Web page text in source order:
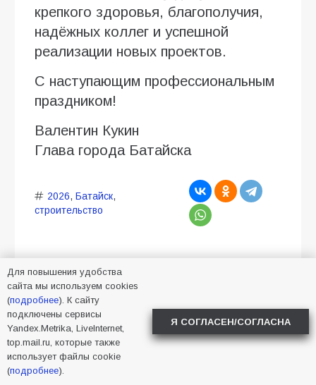
крепкого здоровья, благополучия,
надёжных коллег и успешной
реализации новых проектов.
С наступающим профессиональным
праздником!
Валентин Кукин
Глава города Батайска
2026, Батайск,
строительство
Батайские малыши
приняли участие в акции
«Физкульт-привет»
Для повышения удобства
сайта мы используем cookies
(подробнее). К сайту
подключены сервисы
Yandex.Metrika, LiveInternet,
top.mail.ru, которые также
использует файлы cookie
(подробнее).
Я СОГЛАСЕН/СОГЛАСНА